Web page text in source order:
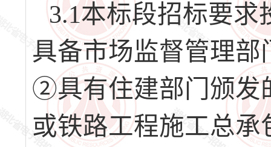
3.1本标段招标要
具备市场监督管理
②具有住建部门颁发
或铁路工程施工总